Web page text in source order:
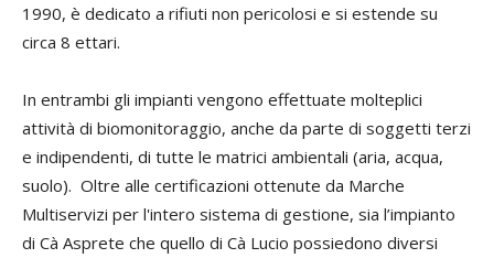
1990, è dedicato a rifiuti non pericolosi e si estende su
circa 8 ettari.
In entrambi gli impianti vengono effettuate molteplici
attività di biomonitoraggio, anche da parte di soggetti terzi
e indipendenti, di tutte le matrici ambientali (aria, acqua,
suolo). Oltre alle certificazioni ottenute da Marche
Multiservizi per l'intero sistema di gestione, sia l’impianto
di Cà Asprete che quello di Cà Lucio possiedono diversi